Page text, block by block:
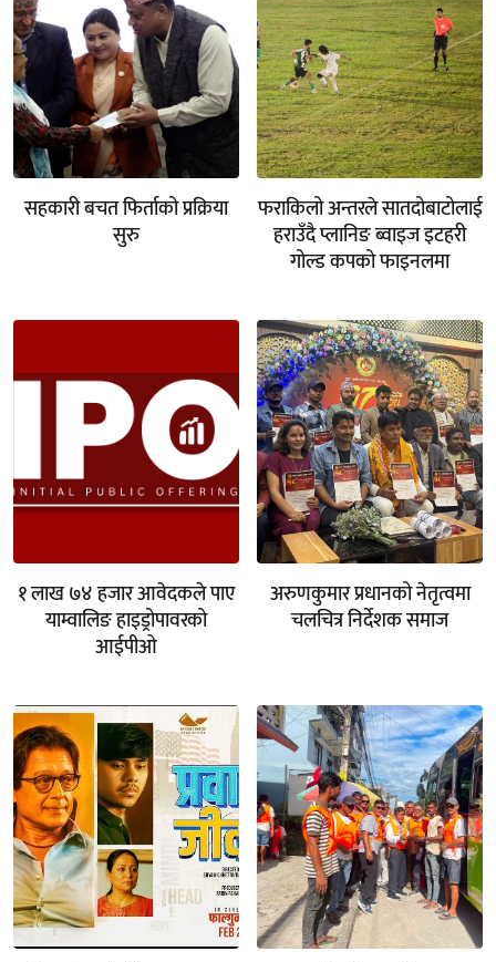
सहकारी बचत फिर्ताको प्रक्रिया
सुरु
फराकिलो अन्तरले सातदोबाटोलाई
हराउँदै प्लानिङ ब्वाइज इटहरी
गोल्ड कपको फाइनलमा
१ लाख ७४ हजार आवेदकले पाए
याम्वालिङ हाइड्रोपावरको
आईपीओ
अरुणकुमार प्रधानको नेतृत्वमा
चलचित्र निर्देशक समाज